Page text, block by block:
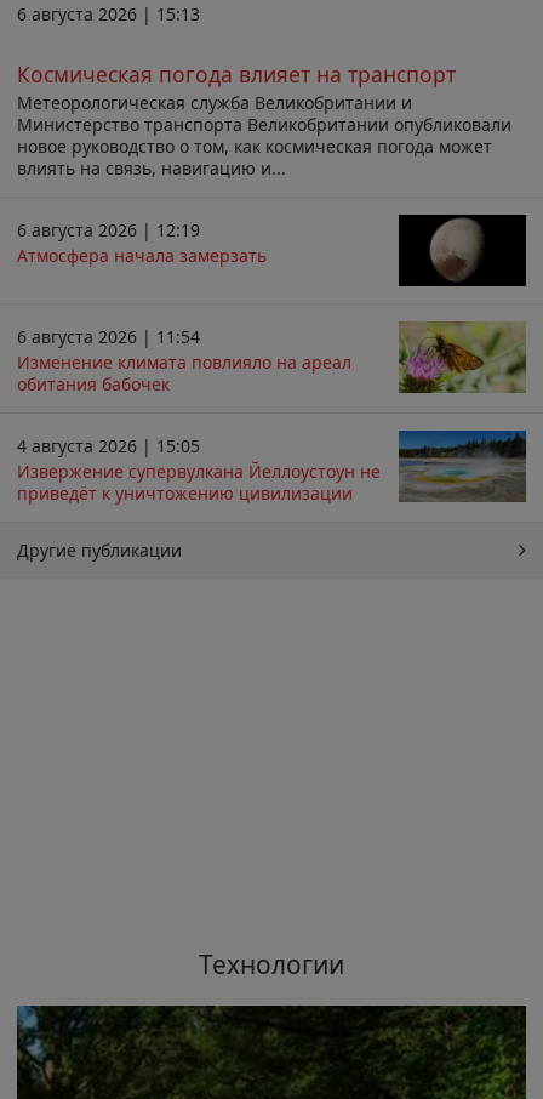
6 августа 2026 | 15:13
Космическая погода влияет на транспорт
Метеорологическая служба Великобритании и
Министерство транспорта Великобритании опубликовали
новое руководство о том, как космическая погода может
влиять на связь, навигацию и...
6 августа 2026 | 12:19
Атмосфера начала замерзать
6 августа 2026 | 11:54
Изменение климата повлияло на ареал
обитания бабочек
4 августа 2026 | 15:05
Извержение супервулкана Йеллоустоун не
приведёт к уничтожению цивилизации
Другие публикации
Технологии